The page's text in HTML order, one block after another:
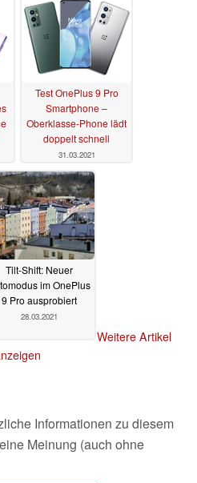
Test OnePlus 9 Pro
Smartphone –
Oberklasse-Phone lädt
doppelt schnell
31.03.2021
Tilt-Shift: Neuer
im OnePlus
9 Pro ausprobiert
28.03.2021
Weitere Artikel
Informationen zu diesem
Meinung (auch ohne